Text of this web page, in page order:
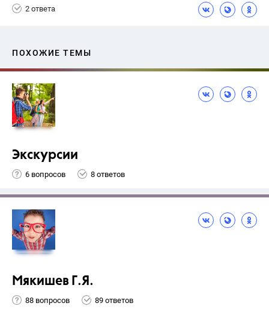
2 ответа
ПОХОЖИЕ ТЕМЫ
Экскурсии
6 вопросов 8 ответов
Мякишев Г.Я.
88 вопросов 89 ответов